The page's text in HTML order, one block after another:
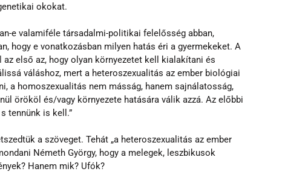
okokat.
e valamiféle társadalmi-politikai felelősség abban,
hogy e vonatkozásban milyen hatás éri a gyermekeket. A
első az, hogy olyan környezetet kell kialakítani és
váláshoz, mert a heteroszexualitás az ember biológiai
a homoszexualitás nem másság, hanem sajnálatosság,
örököl és/vagy környezete hatására válik azzá. Az előbbi
tennünk is kell.”
a szöveget. Tehát „a heteroszexualitás az ember
Németh György, hogy a melegek, leszbikusok
Hanem mik? Ufók?